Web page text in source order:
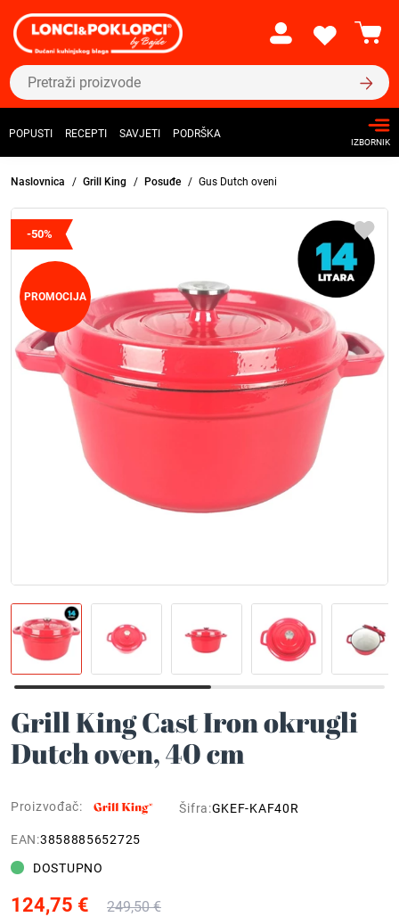
POPUSTI RECEPTI SAVJETI PODRŠKA
IZBORNIK
Naslovnica Grill King Posuđe Gus Dutch oveni
-50%
PROMOCIJA
Grill King Cast Iron okrugli
Dutch oven, 40 cm
Proizvođač: Šifra:GKEF-KAF40R
EAN:3858885652725
DOSTUPNO
124,75 € 249,50 €